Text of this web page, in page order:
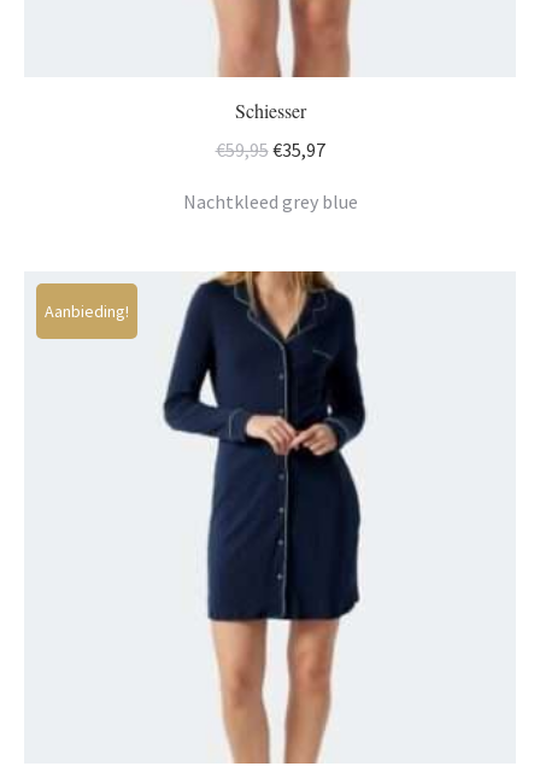
Schiesser
€59,95Oorspronkelijke
was:
€35,97Huidige
is:
Nachtkleed grey blue
Aanbieding!